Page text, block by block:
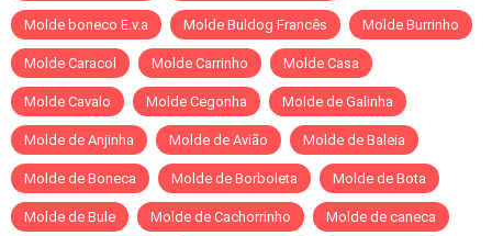
Molde boneco E.v.a Molde Buldog Francês Molde Burrinho
Molde Caracol Molde Carrinho Molde Casa
Molde Cavalo Molde Cegonha Molde de Galinha
Molde de Anjinha Molde de Avião Molde de Baleia
Molde de Boneca Molde de Borboleta Molde de Bota
Molde de Bule Molde de Cachorrinho Molde de caneca